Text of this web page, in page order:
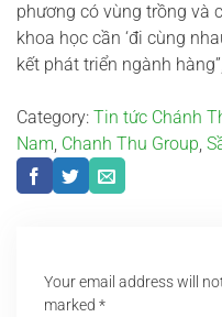
phương có vùng trồng và
khoa học cần ‘đi cùng
kết phát triển ngành
Category: Tin tức Chánh
Nam, Chanh Thu Group,
Your email address will
marked *